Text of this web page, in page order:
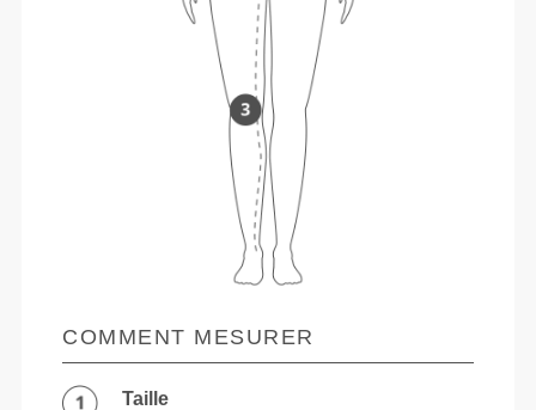
COMMENT MESURER
Taille